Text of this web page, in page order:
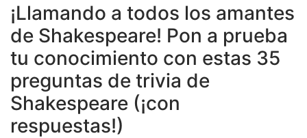
¡Llamando a todos los amantes
de Shakespeare! Pon a prueba
tu conocimiento con estas 35
preguntas de trivia de
Shakespeare (¡con
respuestas!)